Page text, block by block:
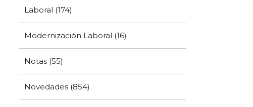
Laboral (174)
Modernización Laboral (16)
Notas (55)
Novedades (854)